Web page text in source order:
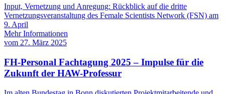
Input, Vernetzung und Anregung: Rückblick auf die dritte
Vernetzungsveranstaltung des Female Scientists Network (FSN) am
9. April
Mehr Informationen
vom 27. März 2025
FH-Personal Fachtagung 2025 – Impulse für die
Zukunft der HAW-Professur